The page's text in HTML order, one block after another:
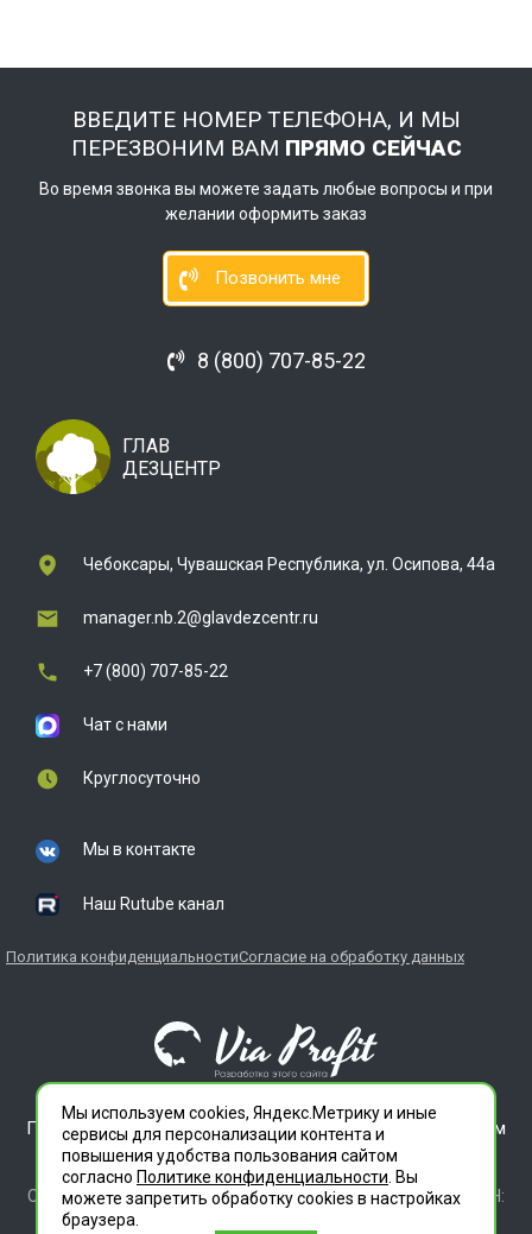
ВВЕДИТЕ НОМЕР ТЕЛЕФОНА, И МЫ
ПЕРЕЗВОНИМ ВАМ ПРЯМО СЕЙЧАС
Во время звонка вы можете задать любые вопросы и при
желании оформить заказ
Позвонить мне
8 (800) 707-85-22
ГЛАВ
ДЕЗЦЕНТР
Чебоксары, Чувашская Республика, ул. Осипова, 44а
manager.nb.2@glavdezcentr.ru
+7 (800) 707-85-22
Чат с нами
Круглосуточно
Мы в контакте
Наш Rutube канал
Политика конфиденциальностиСогласие на обработку данных
ГЛАВДЕЗЦЕНТР является зарегистрированным товарным
знаком. Все права защищены.
ООО "СЛУЖБА ДЕЗИНФЕКЦИИ" 620012 СВЕРДЛОВСКАЯ
ОБЛАСТЬ Г. ЕКАТЕРИНБУРГ, УЛ. ИЛЬИЧА ДОМ 14 КВ 11 ИНН:
6686112972 ОГРН 1196658010020
Мы используем cookies, Яндекс.Метрику и иные
сервисы для персонализации контента и
повышения удобства пользования сайтом
согласно Политике конфиденциальности . Вы
можете запретить обработку сookies в настройках
браузера.